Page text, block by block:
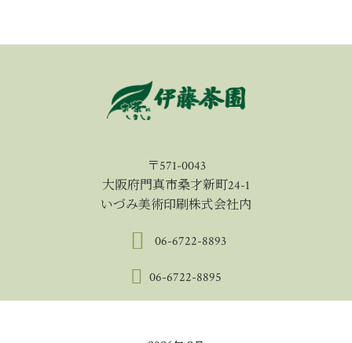
〒571-0043
大阪府門真市桑才新町24-1
いづみ美術印刷株式会社内
06-6722-8893
06-6722-8895